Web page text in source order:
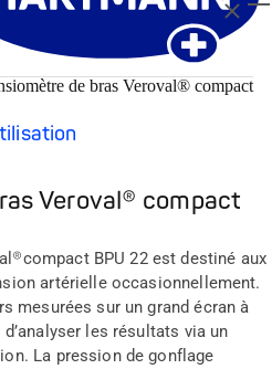
Fermer
de bras Veroval® compact
Veroval® compact
% automatique et simple
BPU 22 est destiné aux
artérielle occasionnellement.
mesurées sur un grand écran à
les résultats via un
La pression de gonflage